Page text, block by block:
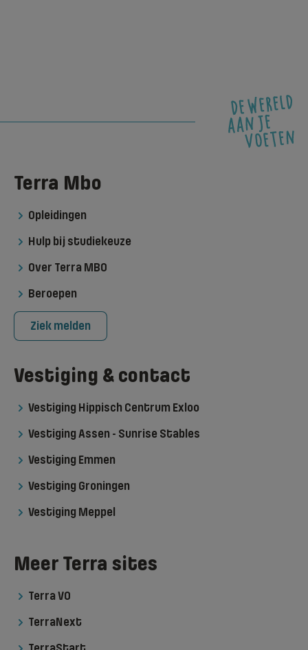
Terra Mbo
Opleidingen
Hulp bij studiekeuze
Over Terra MBO
Beroepen
Ziek melden
Vestiging & contact
Vestiging Hippisch Centrum Exloo
Vestiging Assen - Sunrise Stables
Vestiging Emmen
Vestiging Groningen
Vestiging Meppel
Meer Terra sites
Terra VO
TerraNext